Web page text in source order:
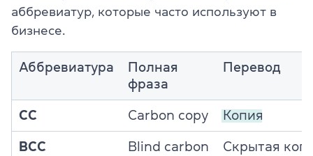
аббревиатур, которые часто используют в
бизнесе.
Аббревиатура
Полная
фраза
Перевод
CC Carbon copy Копия
BCC
Blind carbon
Скрытая